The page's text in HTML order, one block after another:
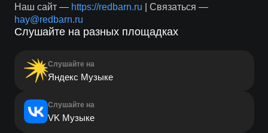
Наш сайт — https://redbarn.ru | Связаться —
hay@redbarn.ru
Слушайте на разных площадках
Слушайте на
Яндекс Музыке
Слушайте на
VK Музыке